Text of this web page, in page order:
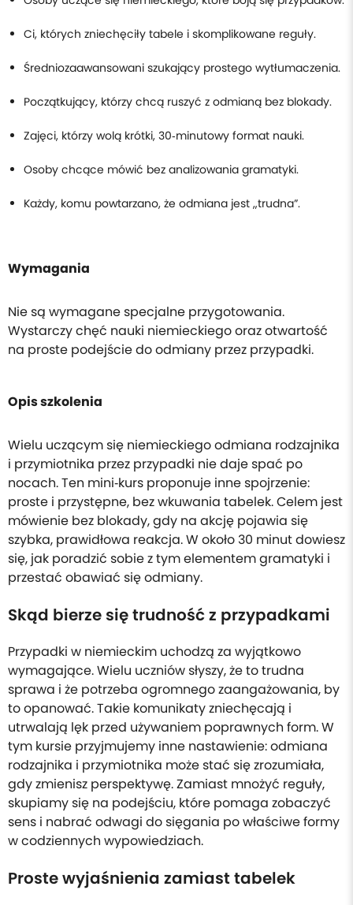
Ci, których zniechęciły tabele i skomplikowane reguły.
Średniozaawansowani szukający prostego wytłumaczenia.
Początkujący, którzy chcą ruszyć z odmianą bez blokady.
Zajęci, którzy wolą krótki, 30‑minutowy format nauki.
Osoby chcące mówić bez analizowania gramatyki.
Każdy, komu powtarzano, że odmiana jest „trudna”.
Wymagania
Nie są wymagane specjalne przygotowania.
Wystarczy chęć nauki niemieckiego oraz otwartość
na proste podejście do odmiany przez przypadki.
Opis szkolenia
Wielu uczącym się niemieckiego odmiana rodzajnika
i przymiotnika przez przypadki nie daje spać po
nocach. Ten mini‑kurs proponuje inne spojrzenie:
proste i przystępne, bez wkuwania tabelek. Celem jest
mówienie bez blokady, gdy na akcję pojawia się
szybka, prawidłowa reakcja. W około 30 minut dowiesz
się, jak poradzić sobie z tym elementem gramatyki i
przestać obawiać się odmiany.
Skąd bierze się trudność z przypadkami
Przypadki w niemieckim uchodzą za wyjątkowo
wymagające. Wielu uczniów słyszy, że to trudna
sprawa i że potrzeba ogromnego zaangażowania, by
to opanować. Takie komunikaty zniechęcają i
utrwalają lęk przed używaniem poprawnych form. W
tym kursie przyjmujemy inne nastawienie: odmiana
rodzajnika i przymiotnika może stać się zrozumiała,
gdy zmienisz perspektywę. Zamiast mnożyć reguły,
skupiamy się na podejściu, które pomaga zobaczyć
sens i nabrać odwagi do sięgania po właściwe formy
w codziennych wypowiedziach.
Proste wyjaśnienia zamiast tabelek